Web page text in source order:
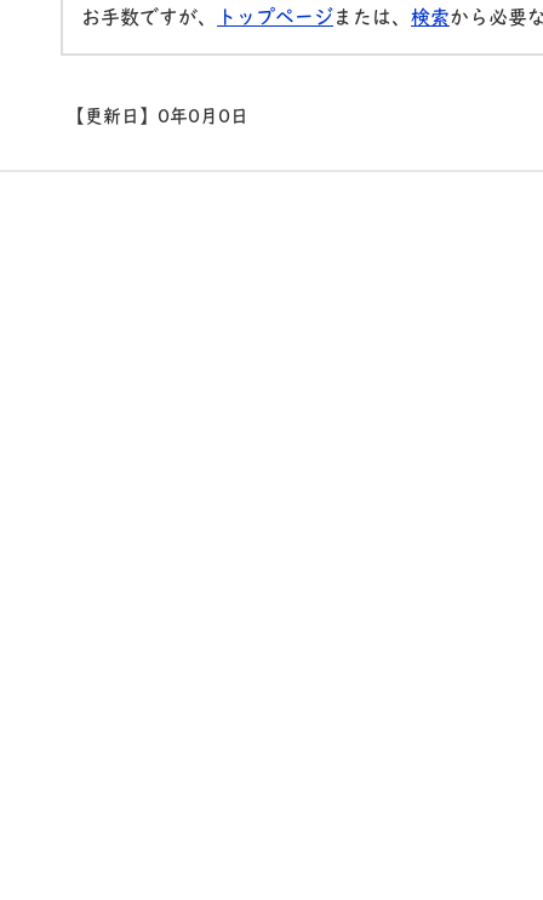
お手数ですが、
トップページ または、 検索から必要
【更新日】 0年0月0日